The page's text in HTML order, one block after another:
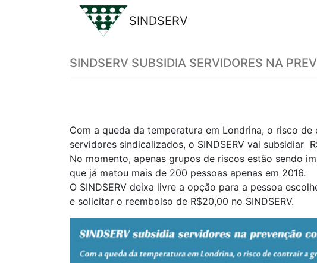
SINDSERV
SINDSERV SUBSIDIA SERVIDORES NA
Com a queda da temperatura em Londrina, o risco
servidores sindicalizados, o SINDSERV vai
No momento, apenas grupos de riscos estão sendo
que já matou mais de 200 pessoas apenas em 2016.
O SINDSERV deixa livre a opção para a pessoa
e solicitar o reembolso de R$20,00 no SINDSERV.